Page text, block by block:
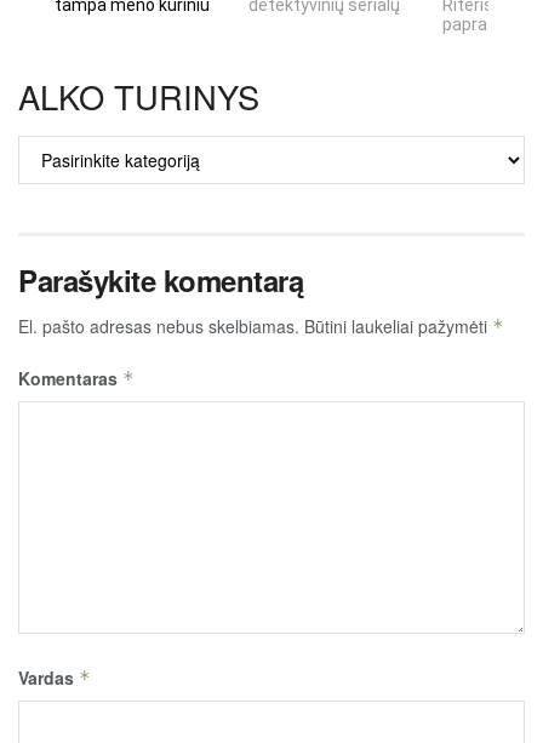
tampa meno kūriniu
detektyvinių serialų
Riteris" – kai
ALKO TURINYS
ALKO
TURINYS
Parašykite komentarą
El. pašto adresas nebus skelbiamas. Būtini laukeliai pažymėti *
Komentaras *
Vardas *